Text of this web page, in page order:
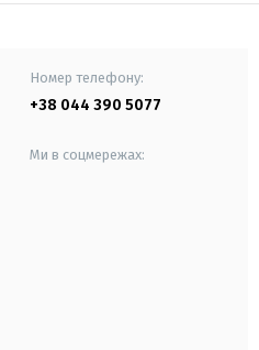
Номер телефону:
+38 044 390 5077
Ми в соцмережах: